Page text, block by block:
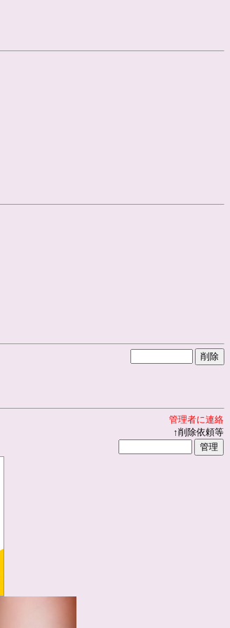
管理者に連絡
↑削除依頼等